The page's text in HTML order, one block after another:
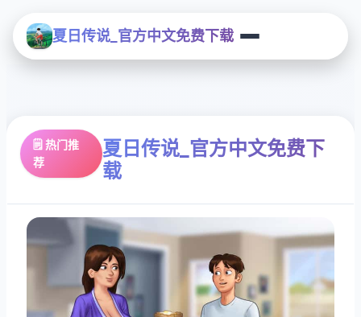
夏日传说_官方中文免费下载
🗒️ 热门推
荐
夏日传说_官方中文免费下
载